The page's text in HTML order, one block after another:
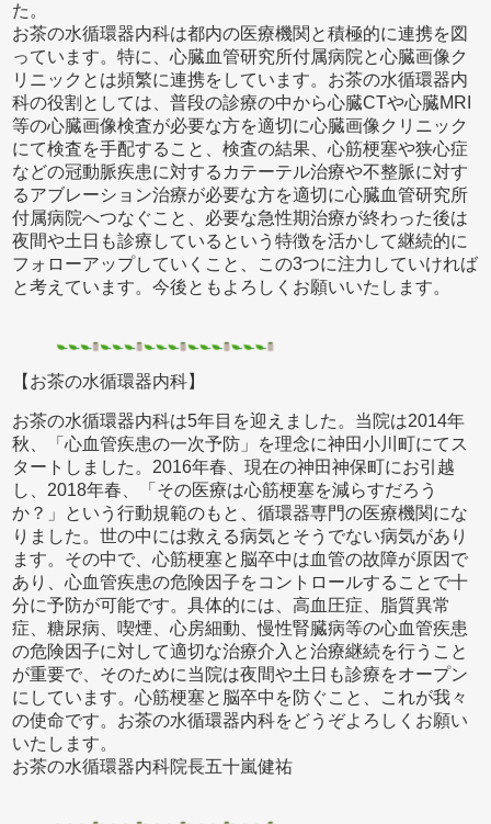
た。
お茶の水循環器内科は都内の医療機関と積極的に連携を図
っています。特に、心臓血管研究所付属病院と心臓画像ク
リニックとは頻繁に連携をしています。お茶の水循環器内
科の役割としては、普段の診療の中から心臓CTや心臓MRI
等の心臓画像検査が必要な方を適切に心臓画像クリニック
にて検査を手配すること、検査の結果、心筋梗塞や狭心症
などの冠動脈疾患に対するカテーテル治療や不整脈に対す
るアブレーション治療が必要な方を適切に心臓血管研究所
付属病院へつなぐこと、必要な急性期治療が終わった後は
夜間や土日も診療しているという特徴を活かして継続的に
フォローアップしていくこと、この3つに注力していければ
と考えています。今後ともよろしくお願いいたします。
【お茶の水循環器内科】
お茶の水循環器内科は5年目を迎えました。当院は2014年
秋、「心血管疾患の一次予防」を理念に神田小川町にてス
タートしました。2016年春、現在の神田神保町にお引越
し、2018年春、「その医療は心筋梗塞を減らすだろう
か？」という行動規範のもと、循環器専門の医療機関にな
りました。世の中には救える病気とそうでない病気があり
ます。その中で、心筋梗塞と脳卒中は血管の故障が原因で
あり、心血管疾患の危険因子をコントロールすることで十
分に予防が可能です。具体的には、高血圧症、脂質異常
症、糖尿病、喫煙、心房細動、慢性腎臓病等の心血管疾患
の危険因子に対して適切な治療介入と治療継続を行うこと
が重要で、そのために当院は夜間や土日も診療をオープン
にしています。心筋梗塞と脳卒中を防ぐこと、これが我々
の使命です。お茶の水循環器内科をどうぞよろしくお願い
いたします。
お茶の水循環器内科院長五十嵐健祐